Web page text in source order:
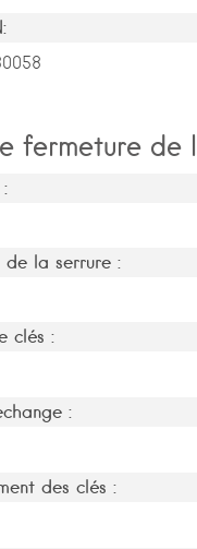
fermeture de
de la serrure :
clés :
:
des clés :